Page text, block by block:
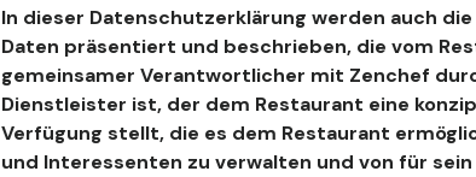
In dieser Datenschutzerklärung werden auch
Daten präsentiert und beschrieben, die vom
gemeinsamer Verantwortlicher mit Zenchef
Dienstleister ist, der dem Restaurant eine
Verfügung stellt, die es dem Restaurant
und Interessenten zu verwalten und von für